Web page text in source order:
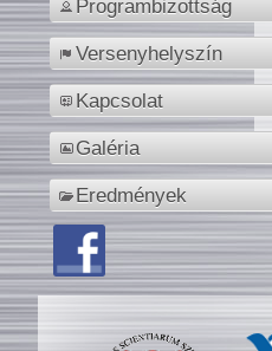
Programbizottság
Versenyhelyszín
Kapcsolat
Galéria
Eredmények